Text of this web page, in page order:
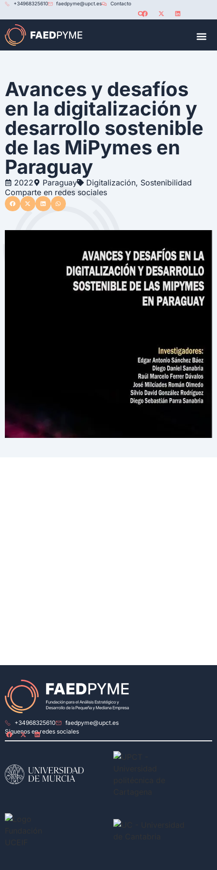
+34968325610 faedpyme@upct.es Contacto
Avances y desafíos
en la digitalización y
desarrollo sostenible
de las MiPymes en
Paraguay
2022 Paraguay Digitalización, Sostenibilidad
Comparte en redes sociales
+34968325610
faedpyme@upct.es
Síguenos en redes sociales